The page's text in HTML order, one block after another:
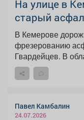
На улице в
старый
В Кемерове
фрезерованию
Павел Камбалин
24.07.2026